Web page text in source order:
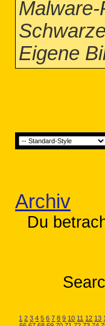
Eigene
Archiv
Du
1 2 3 4 5 6 7 8 9 10 11 12 13